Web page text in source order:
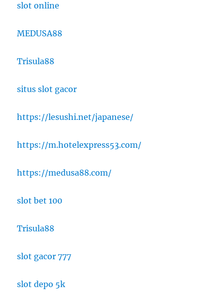
slot online
MEDUSA88
Trisula88
situs slot gacor
https://lesushi.net/japanese/
https://m.hotelexpress53.com/
https://medusa88.com/
slot bet 100
Trisula88
slot gacor 777
slot depo 5k